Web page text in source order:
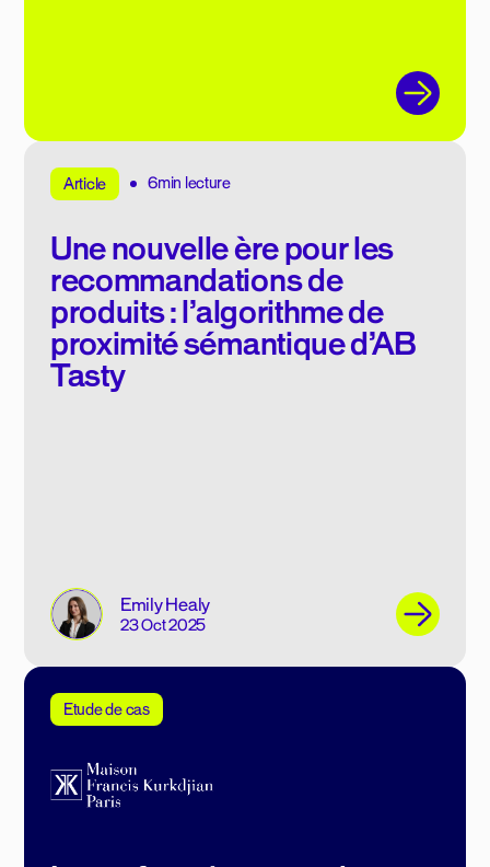
Article 6min lecture
Une nouvelle ère pour les
recommandations de
produits : l’algorithme de
proximité sémantique d’AB
Tasty
Emily Healy
23 Oct 2025
Etude de cas